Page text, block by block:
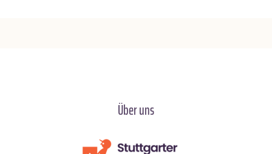
Über uns